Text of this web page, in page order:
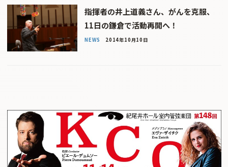
指揮者の井上道義さん、がんを克服、
11日の鎌倉で活動再開へ！
NEWS 2014年10月10日